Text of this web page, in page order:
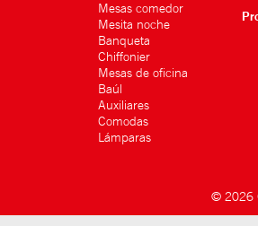
Mesas comedor
Mesita noche
Banqueta
Chiffonier
Mesas de oficina
Baúl
Auxiliares
Comodas
Lámparas
© 2026